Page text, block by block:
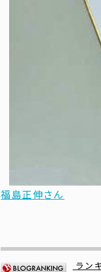
福島正伸さん
ラン